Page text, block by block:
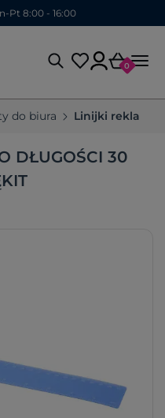
Pt 8:00 - 16:00
0
do biura Linijki
DŁUGOŚCI 30